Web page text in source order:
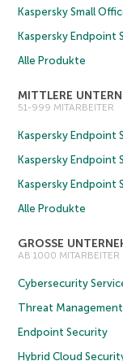
Kaspersky Small
Kaspersky Endpoint
Alle Produkte
MITTLERE
51-999 MITARBEITER
Kaspersky Endpoint
Kaspersky Endpoint
Kaspersky Endpoint
Alle Produkte
GROSSE
AB 1000 MITARBEITER
Cybersecurity
Threat
Endpoint Security
Hybrid Cloud